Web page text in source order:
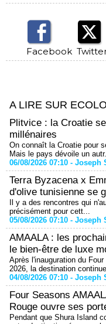
Facebook
A LIRE SUR
Plitvice : la Croatie
millénaires
On connaît la Croatie pour
Mais le pays dévoile un
06/08/2026 07:10 - Joseph
Terra Byzacena x
d'olive tunisienne se
Il y a des rencontres qui
précisément pour cett...
05/08/2026 07:10 - Joseph
AMAALA : les
le bien-être de luxe
Après l'inauguration du
2026, la destination
04/08/2026 07:10 - Joseph
Four Seasons
Rouge ouvre ses
Pendant que Shura Island